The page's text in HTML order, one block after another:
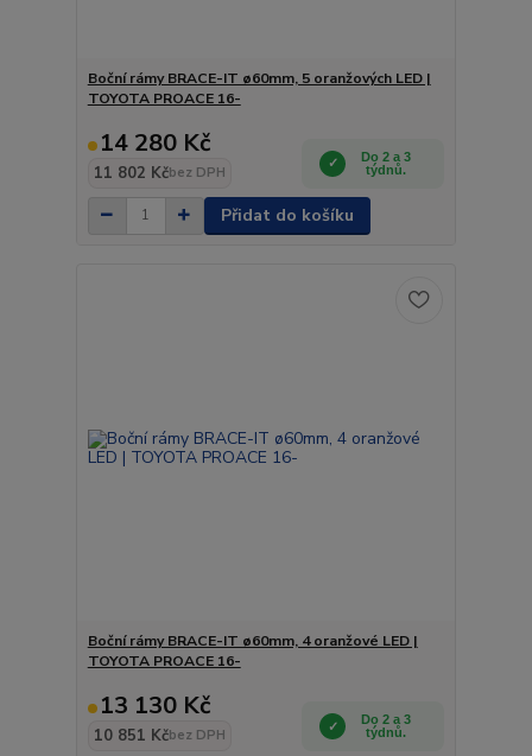
Boční rámy BRACE-IT ø60mm, 5 oranžových LED |
TOYOTA PROACE 16-
14 280 Kč
11 802 Kčbez DPH
Do 2 a 3
týdnů.
Přidat do košíku
Boční rámy BRACE-IT ø60mm, 4 oranžové LED |
TOYOTA PROACE 16-
13 130 Kč
10 851 Kčbez DPH
Do 2 a 3
týdnů.